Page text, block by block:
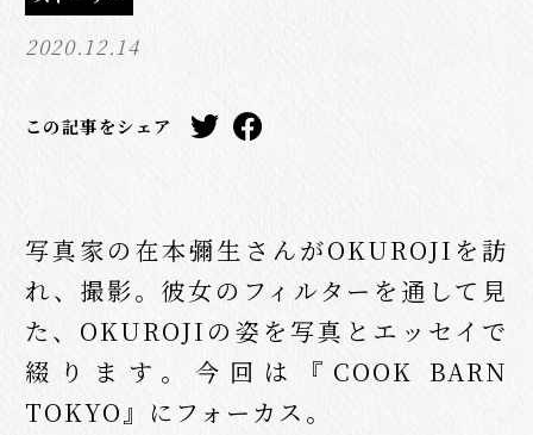
2020.12.14
この記事をシェア
写真家の在本彌生さんがOKUROJIを訪
れ、撮影。彼女のフィルターを通して見
た、OKUROJIの姿を写真とエッセイで
綴ります。今回は『COOK BARN
TOKYO』にフォーカス。